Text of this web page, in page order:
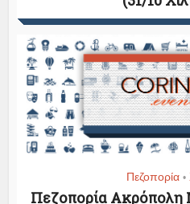
Πεζοπορία •
Πεζοπορία